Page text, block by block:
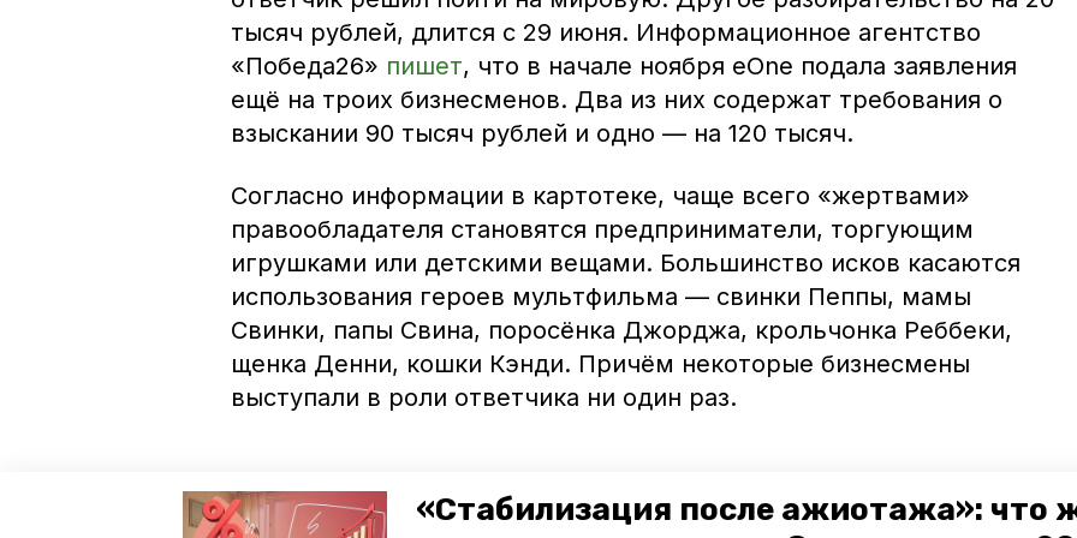
«Стабилизация после ажиотажа»: что
тысяч рублей, длится с 29 июня. Информационное агентство
«Победа26» пишет, что в начале ноября eOne подала заявления
ещё на троих бизнесменов. Два из них содержат требования о
взыскании 90 тысяч рублей и одно — на 120 тысяч.
Согласно информации в картотеке, чаще всего «жертвами»
правообладателя становятся предприниматели, торгующим
игрушками или детскими вещами. Большинство исков касаются
использования героев мультфильма — свинки Пеппы, мамы
Свинки, папы Свина, поросёнка Джорджа, крольчонка Реббеки,
щенка Денни, кошки Кэнди. Причём некоторые бизнесмены
выступали в роли ответчика ни один раз.
Юрист и налоговый консультант из Ставрополя Ирина Лукьянова